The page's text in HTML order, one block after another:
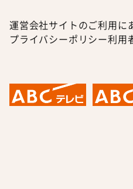
運営会社サイトのご利用に
プライバシーポリシー利用